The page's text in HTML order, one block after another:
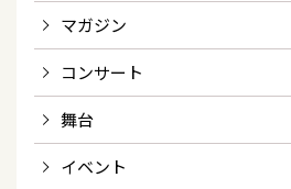
マガジン
コンサート
舞台
イベント